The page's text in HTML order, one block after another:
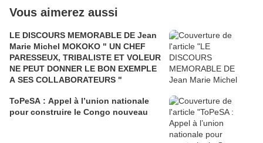
Vous aimerez aussi
LE DISCOURS MEMORABLE DE Jean
Marie Michel MOKOKO " UN CHEF
PARESSEUX, TRIBALISTE ET VOLEUR
NE PEUT DONNER LE BON EXEMPLE
A SES COLLABORATEURS "
ToPeSA : Appel à l’union nationale
pour construire le Congo nouveau